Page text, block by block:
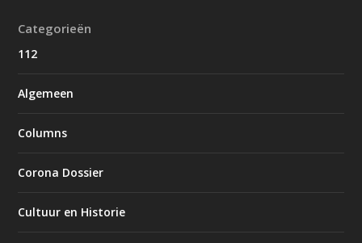
Categorieën
112
Algemeen
Columns
Corona Dossier
Cultuur en Historie